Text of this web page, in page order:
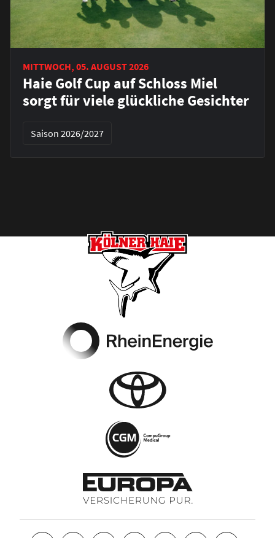
MITTWOCH, 05. AUGUST 2026
Haie Golf Cup auf Schloss Miel
sorgt für viele glückliche Gesichter
Saison 2026/2027